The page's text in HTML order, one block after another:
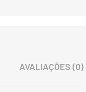
AVALIAÇÕES (0)